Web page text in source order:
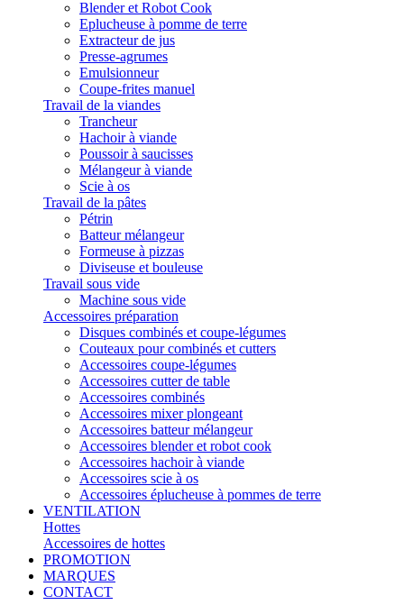
Blender et Robot Cook
Eplucheuse à pomme de terre
Extracteur de jus
Presse-agrumes
Emulsionneur
Coupe-frites manuel
Travail de la viandes
Trancheur
Hachoir à viande
Poussoir à saucisses
Mélangeur à viande
Scie à os
Travail de la pâtes
Pétrin
Batteur mélangeur
Formeuse à pizzas
Diviseuse et bouleuse
Travail sous vide
Machine sous vide
Accessoires préparation
Disques combinés et coupe-légumes
Couteaux pour combinés et cutters
Accessoires coupe-légumes
Accessoires cutter de table
Accessoires combinés
Accessoires mixer plongeant
Accessoires batteur mélangeur
Accessoires blender et robot cook
Accessoires hachoir à viande
Accessoires scie à os
Accessoires éplucheuse à pommes de terre
VENTILATION
Hottes
Accessoires de hottes
PROMOTION
MARQUES
CONTACT